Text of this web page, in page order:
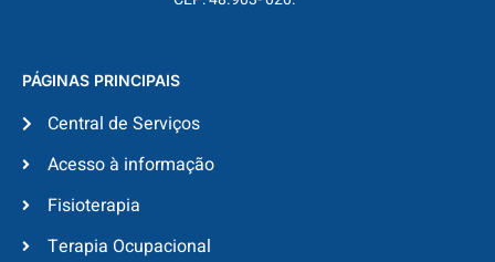
PÁGINAS PRINCIPAIS
Central de Serviços
Acesso à informação
Fisioterapia
Terapia Ocupacional